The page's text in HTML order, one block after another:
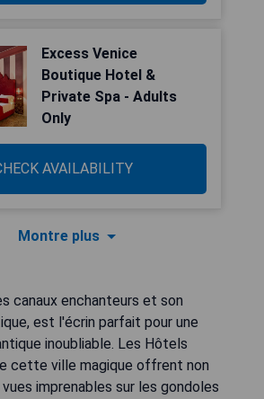
Excess Venice
Boutique Hotel &
Private Spa - Adults
Only
AVAILABILITY
Montre plus
canaux enchanteurs et son
est l'écrin parfait pour une
inoubliable. Les Hôtels
cette ville magique offrent non
imprenables sur les gondoles